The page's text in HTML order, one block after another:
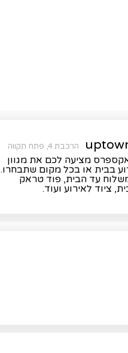
הרכבת 4, פתח תקווה
מציעה לכם את מגוון
בבית או בכל מקום שתבחרו.
עד הבית, פוד טראק
ציוד לאירוע ועוד.